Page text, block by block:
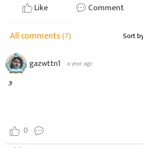
Like Comment
All comments(7) Sort
gazwttn1 a year ago
و
0